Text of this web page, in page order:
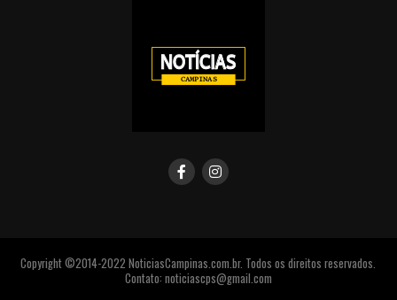
Copyright ©2014-2022 NoticiasCampinas.com.br. Todos os direitos reservados.
Contato: noticiascps@gmail.com